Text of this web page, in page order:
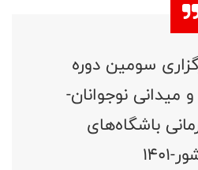
سومین دوره
میدانی نوجوانان-
باشگاه‌های
1401